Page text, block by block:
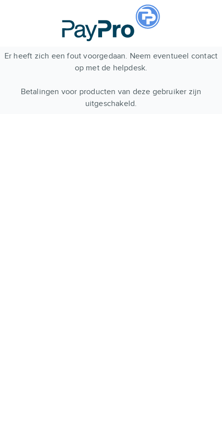
Er heeft zich een fout voorgedaan. Neem eventueel contact
op met de helpdesk.
Betalingen voor producten van deze gebruiker zijn
uitgeschakeld.